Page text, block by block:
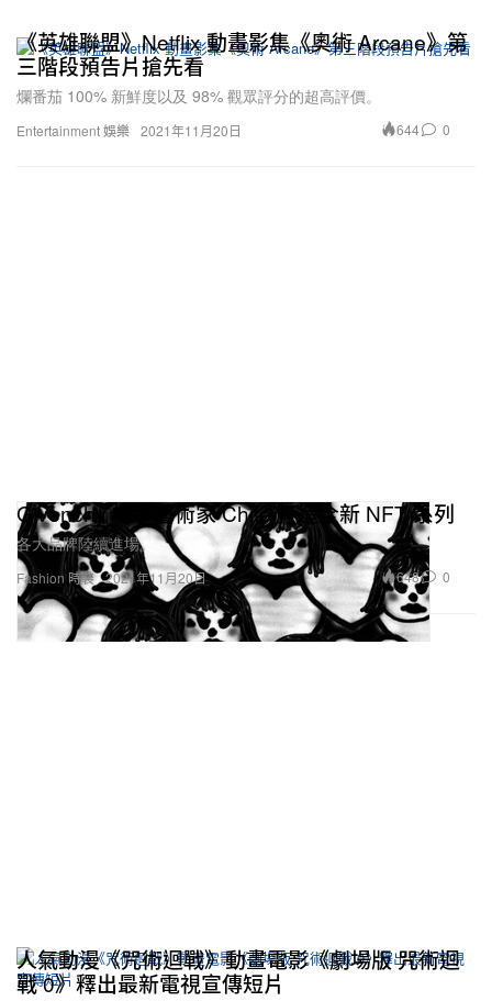
Entertainment 娛樂
《英雄聯盟》Netflix 動畫影集《奧術 Arcane》第
三階段預告片搶先看
爛番茄 100% 新鮮度以及 98% 觀眾評分的超高評價。
2021年11月20日 644 0
Fashion 時裝
Givenchy 攜手藝術家 Chito 打造全新 NFT 系列
各大品牌陸續進場。
2021年11月20日 648 0
人氣動漫《咒術迴戰》動畫電影《劇場版 咒術迴
戰 0》釋出最新電視宣傳短片